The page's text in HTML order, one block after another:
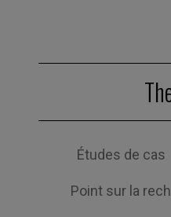
Études de cas
Point sur la